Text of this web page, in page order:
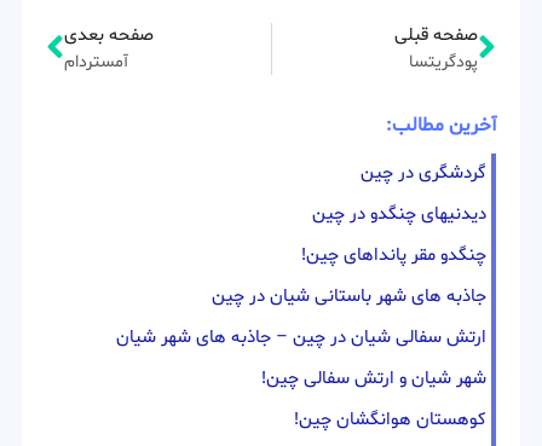
صفحه قبلی
پودگریتسا
صفحه بعدی
آمستردام
آخرین مطالب:
گردشگری در چین
دیدنیهای چنگدو در چین
چنگدو مقر پانداهای چین!
جاذبه های شهر باستانی شیان در چین
ارتش سفالی شیان در چین – جاذبه های شهر شیان
شهر شیان و ارتش سفالی چین!
کوهستان هوانگشان چین!